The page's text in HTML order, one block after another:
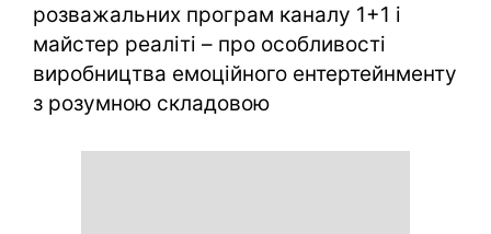
розважальних програм каналу 1+1 і
майстер реаліті – про особливості
виробництва емоційного ентертейнменту
з розумною складовою